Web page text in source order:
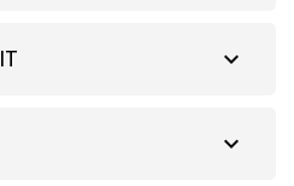
expand_more
expand_more